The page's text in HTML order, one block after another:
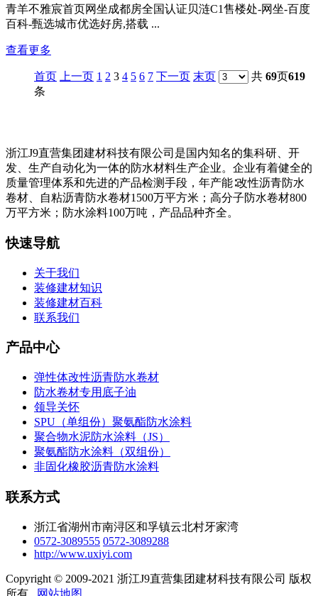
青羊不雅宸首页网坐成都房全国认证贝涟C1售楼处-网坐-百度
百科-甄选城市优选好房,搭载 ...
查看更多
首页 上一页 1 2 3 4 5 6 7 下一页 末页 共 69页619
条
浙江J9直营集团建材科技有限公司是国内知名的集科研、开
发、生产自动化为一体的防水材料生产企业。企业有着健全的
质量管理体系和先进的产品检测手段，年产能∶改性沥青防水
卷材、自粘沥青防水卷材1500万平方米；高分子防水卷材800
万平方米；防水涂料100万吨，产品品种齐全。
快速导航
关于我们
装修建材知识
装修建材百科
联系我们
产品中心
弹性体改性沥青防水卷材
防水卷材专用底子油
领导关怀
SPU（单组份）聚氨酯防水涂料
聚合物水泥防水涂料（JS）
聚氨酯防水涂料（双组份）
非固化橡胶沥青防水涂料
联系方式
浙江省湖州市南浔区和孚镇云北村牙家湾
0572-3089555 0572-3089288
http://www.uxiyi.com
Copyright © 2009-2021 浙江J9直营集团建材科技有限公司 版权
所有
网站地图